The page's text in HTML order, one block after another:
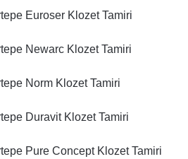
Euroser Klozet Tamiri
Newarc Klozet Tamiri
Norm Klozet Tamiri
Duravit Klozet Tamiri
Pure Concept Klozet Tamiri